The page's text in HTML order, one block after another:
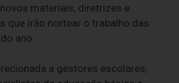
materiais, diretrizes e
que irão nortear o trabalho das
ano.
a gestores escolares,